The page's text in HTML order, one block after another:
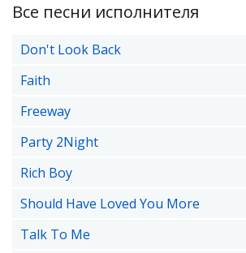
Все песни исполнителя
Don't Look Back
Faith
Freeway
Party 2Night
Rich Boy
Should Have Loved You More
Talk To Me